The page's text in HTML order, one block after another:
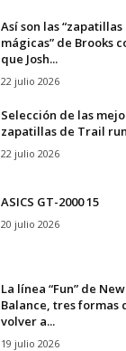
Así son las “zapatillas
mágicas” de Brooks
que Josh...
22 julio 2026
Selección de las
zapatillas de Trail
22 julio 2026
ASICS GT-2000 15
20 julio 2026
La línea “Fun” de New
Balance, tres formas
volver a...
19 julio 2026